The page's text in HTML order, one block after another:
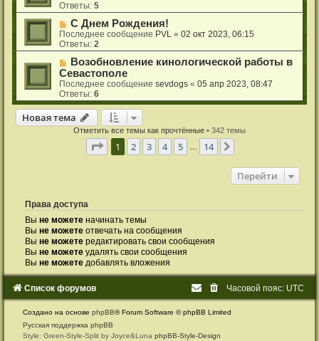
Ответы:5
С Днем Рождения!
Последнее сообщение PVL «02 окт 2023, 06:15
Ответы:2
Возобновление кинологической работы в
Севастополе
Последнее сообщениеsevdogs «05 апр 2023, 08:47
Ответы:6
Новая тема
Новаятема
Отметить все темы как прочтённые • 342 темы
Страница из 14
1 2 3 4 5 … 14
Перейти
Права доступа
Выне можете начинать темы
Выне можете отвечать на сообщения
Выне можете редактировать свои сообщения
Выне можете удалять свои сообщения
Выне можете добавлять вложения
Список форумов Часовой пояс: UTC
Создано на основеphpBB® Forum Software © phpBB Limited
Русская поддержка phpBB
Style: Green-Style-Split by Joyce&LunaphpBB-Style-Design